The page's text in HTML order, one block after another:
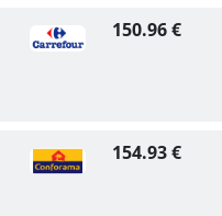
150.96 €
154.93 €